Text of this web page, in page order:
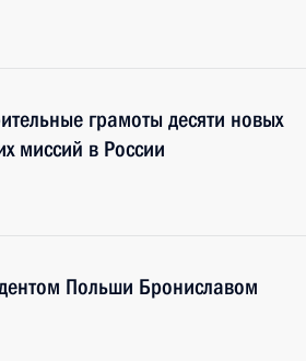
грамоты десяти новых
миссий в России
Польши Брониславом